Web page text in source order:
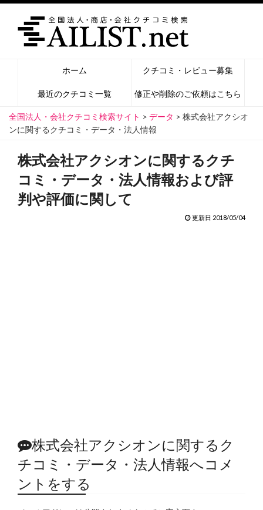
ホーム クチコミ・レビュー募集
最近のクチコミ一覧 修正や削除のご依頼はこちら
全国法人・会社クチコミ検索サイト > データ > 株式会社アクシオ
ンに関するクチコミ・データ・法人情報
株式会社アクシオンに関するクチ
コミ・データ・法人情報および評
判や評価に関して
更新日 2018/05/04
株式会社アクシオンに関するク
チコミ・データ・法人情報へコメ
ントをする